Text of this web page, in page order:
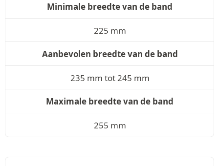
Minimale breedte van de band
225 mm
Aanbevolen breedte van de band
235 mm tot 245 mm
Maximale breedte van de band
255 mm